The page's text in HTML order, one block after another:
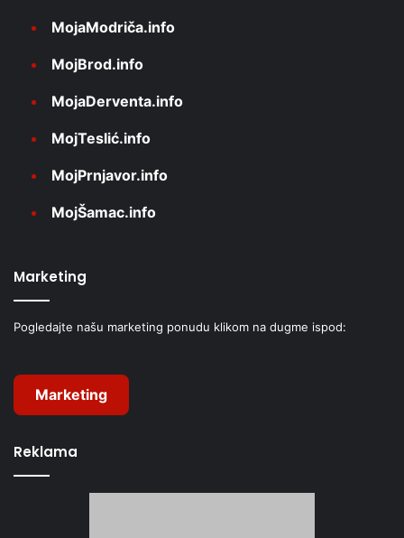
MojaModriča.info
MojBrod.info
MojaDerventa.info
MojTeslić.info
MojPrnjavor.info
MojŠamac.info
Marketing
Pogledajte našu marketing ponudu klikom na dugme ispod:
Marketing
Reklama